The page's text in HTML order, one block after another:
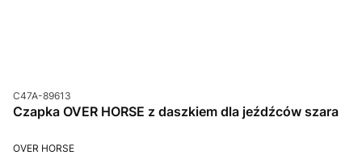
Kod produktu
C47A-89613
Czapka OVER HORSE z daszkiem dla jeźdźców szara
PRODUCENT
OVER HORSE